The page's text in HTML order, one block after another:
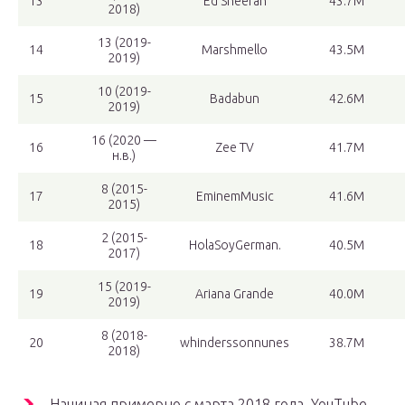
2018)
14
13 (2019-
2019)
Marshmello 43.5M
15
10 (2019-
2019)
Badabun 42.6M
16
16 (2020 —
н.в.)
Zee TV 41.7M
17
8 (2015-
2015)
EminemMusic 41.6M
18
2 (2015-
2017)
HolaSoyGerman. 40.5M
19
15 (2019-
2019)
Ariana Grande 40.0M
20
8 (2018-
2018)
whinderssonnunes 38.7M